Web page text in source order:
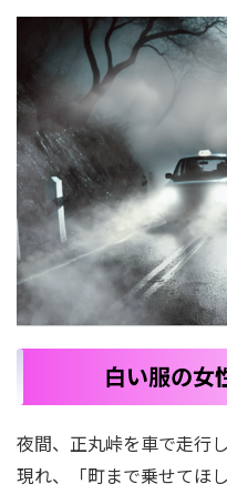
白い服の女
夜間、正丸峠を車で走行
現れ、「町まで乗せてほ